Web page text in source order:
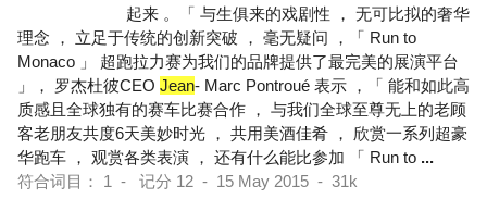
起来 。「 与生俱来的戏剧性 ， 无可比拟的奢华
理念 ， 立足于传统的创新突破 ， 毫无疑问 ，「 Run to
Monaco 」 超跑拉力赛为我们的品牌提供了最完美的展演平台
」， 罗杰杜彼CEO Jean- Marc Pontroué 表示 ，「 能和如此高
质感且全球独有的赛车比赛合作 ， 与我们全球至尊无上的老顾
客老朋友共度6天美妙时光 ， 共用美酒佳肴 ， 欣赏一系列超豪
华跑车 ， 观赏各类表演 ， 还有什么能比参加 「 Run to ...
符合词目： 1 - 记分 12 - 15 May 2015 - 31k